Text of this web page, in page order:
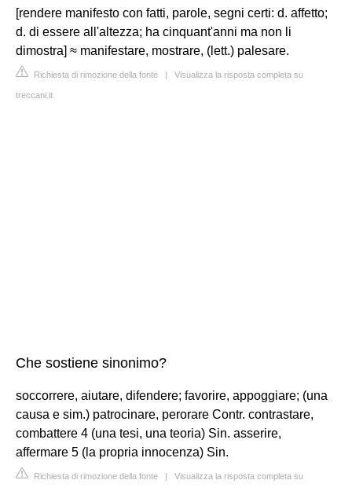
[rendere manifesto con fatti, parole, segni certi: d. affetto;
d. di essere all'altezza; ha cinquant'anni ma non li
dimostra] ≈ manifestare, mostrare, (lett.) palesare.
Richiesta di rimozione della fonte | Visualizza la risposta completa su
treccani.it
Che sostiene sinonimo?
soccorrere, aiutare, difendere; favorire, appoggiare; (una
causa e sim.) patrocinare, perorare Contr. contrastare,
combattere 4 (una tesi, una teoria) Sin. asserire,
affermare 5 (la propria innocenza) Sin.
Richiesta di rimozione della fonte | Visualizza la risposta completa su